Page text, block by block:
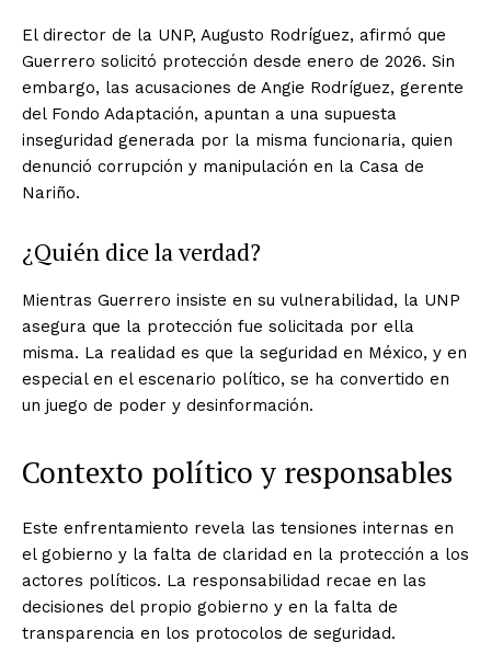
El director de la UNP, Augusto Rodríguez, afirmó que
Guerrero solicitó protección desde enero de 2026. Sin
embargo, las acusaciones de Angie Rodríguez, gerente
del Fondo Adaptación, apuntan a una supuesta
inseguridad generada por la misma funcionaria, quien
denunció corrupción y manipulación en la Casa de
Nariño.
¿Quién dice la verdad?
Mientras Guerrero insiste en su vulnerabilidad, la UNP
asegura que la protección fue solicitada por ella
misma. La realidad es que la seguridad en México, y en
especial en el escenario político, se ha convertido en
un juego de poder y desinformación.
Contexto político y responsables
Este enfrentamiento revela las tensiones internas en
el gobierno y la falta de claridad en la protección a los
actores políticos. La responsabilidad recae en las
decisiones del propio gobierno y en la falta de
transparencia en los protocolos de seguridad.